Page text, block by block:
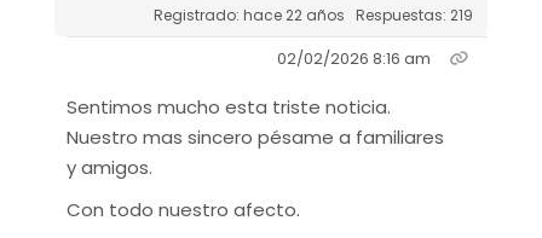
Registrado: hace 22 años Respuestas: 219
02/02/2026 8:16 am
Sentimos mucho esta triste noticia.
Nuestro mas sincero pésame a familiares
y amigos.
Con todo nuestro afecto.